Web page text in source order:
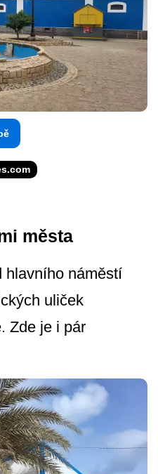
města
hlavního náměstí
uliček
Zde je i pár